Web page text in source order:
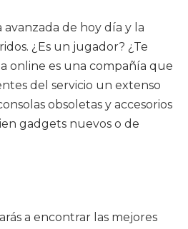
de hoy día y la
¿Es un jugador? ¿Te
online es una compañía que
del servicio un extenso
obsoletas y accesorios
gadgets nuevos o de
a encontrar las mejores